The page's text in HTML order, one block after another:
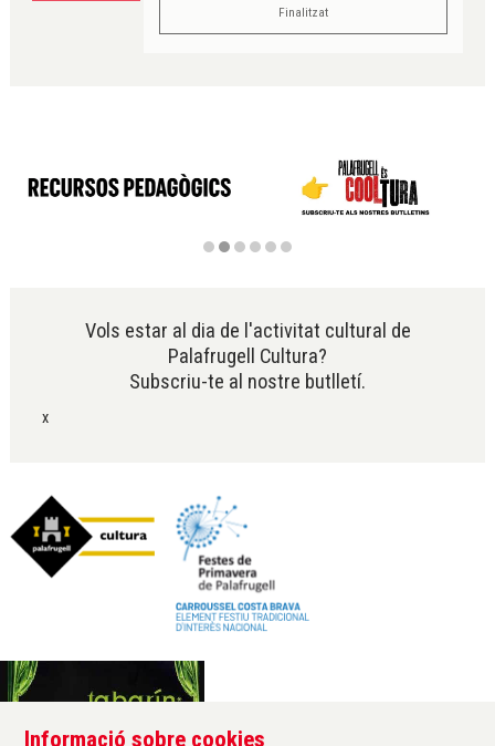
Finalitzat
Vols estar al dia de l'activitat cultural de
Palafrugell Cultura?
Subscriu-te al nostre butlletí.
x
Informació sobre cookies